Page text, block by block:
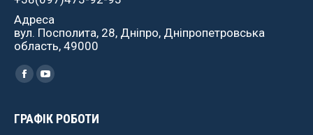
Адреса
вул. Посполита, 28, Дніпро, Дніпропетровська
область, 49000
Найдите нас:
Facebook
YouTube
ГРАФІК РОБОТИ